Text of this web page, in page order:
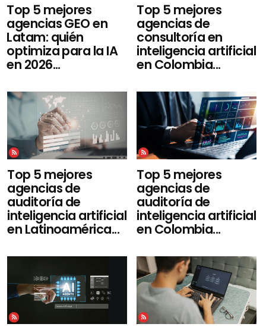
Top 5 mejores
agencias GEO en
Latam: quién
optimiza para la IA
en 2026...
Top 5 mejores
agencias de
consultoría en
inteligencia artificial
en Colombia...
Top 5 mejores
agencias de
auditoría de
inteligencia artificial
en Latinoamérica...
Top 5 mejores
agencias de
auditoría de
inteligencia artificial
en Colombia...